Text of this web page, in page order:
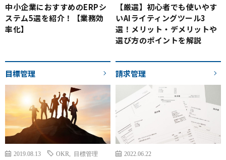
中小企業におすすめのERPシ
ステム5選を紹介！【業務効
率化】
【厳選】初心者でも使いやす
いAIライティングツール3
選！メリット・デメリットや
選び方のポイントを解説
目標管理
2019.08.13 OKR 目標管理
請求管理
2022.06.22